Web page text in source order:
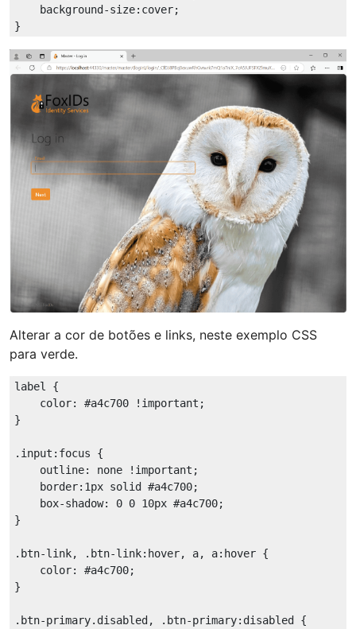
background-size:cover;
Alterar a cor de botões e links, neste exemplo CSS
para verde.
label
{
color: #a4c700 !important ;
}
.input :focus {
outline: none !important ;
border: 1px solid #a4c700;
box-shadow: 0 0 10px #a4c700;
}
.btn-link, .btn-link:hover, a, a:hover {
color: #a4c700;
}
.btn-primary.disabled, .btn-primary:disabled {